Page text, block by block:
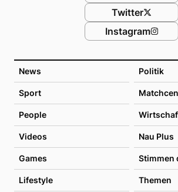
News Politik
Sport
People
Videos Nau Plus
Games Stimmen
Lifestyle Themen
Twitter
Instagram